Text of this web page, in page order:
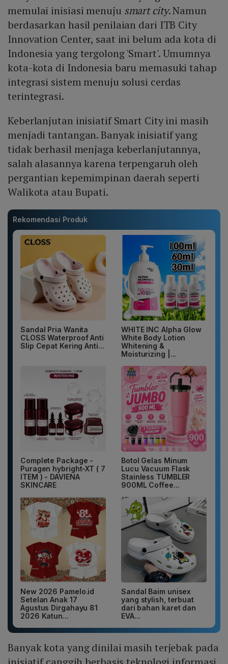
memulai inisiasi menuju smart city. Namun
berdasarkan hasil penilaian dari ITB City
Innovation Center, saat ini belum ada kota di
Indonesia yang tergolong 'Smart'. Umumnya
kota-kota di Indonesia baru memasuki tahap
integrasi sistem menuju solusi cerdas
terintegrasi.
Keberlanjutan inisiatif Smart City ini masih
menjadi tantangan. Banyak inisiatif yang
tidak berhasil menjaga keberlanjutannya,
salah alasannya karena terpengaruh oleh
pergantian kepemimpinan daerah seperti
Walikota atau Bupati.
Rekomendasi Produk
Sandal Pria Wanita
CLOSS Waterproof Anti
Slip Cepat Kering Anti...
WHITE INC Alpha Glow
White Body Lotion
Whitening &
Moisturizing |...
Complete Package -
Puragen hybright-XT ( 7
ITEM ) - DAVIENA
SKINCARE
Botol Gelas Minum
Lucu Vacuum Flask
Stainless TUMBLER
900ML Coffee...
New 2026 Pamelo.id
Setelan Anak 17
Agustus Dirgahayu 81
2026 Katun...
Sandal Baim unisex
yang stylish, terbuat
dari bahan karet dan
EVA...
Banyak kota yang dinilai masih terjebak pada